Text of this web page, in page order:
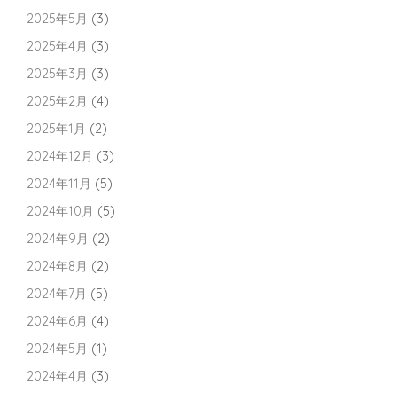
2025年5月 (3)
2025年4月 (3)
2025年3月 (3)
2025年2月 (4)
2025年1月 (2)
2024年12月 (3)
2024年11月 (5)
2024年10月 (5)
2024年9月 (2)
2024年8月 (2)
2024年7月 (5)
2024年6月 (4)
2024年5月 (1)
2024年4月 (3)